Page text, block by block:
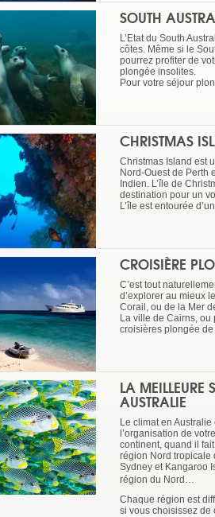
SOUTH
L’Etat du South
côtes. Même si le
pourrez profiter de
plongée insolites.
Pour votre séjour
CHRISTMAS
Christmas Island est
Nord-Ouest de Perth
Indien. L’île de
destination pour un
L’île est entourée
CROISIÈRE
C’est tout
d’explorer au mieux
Corail, ou de la Mer
La ville de Cairns, ou
croisières plongée
LA
AUSTRALIE
Le climat en
l’organisation de
continent, quand il
région Nord tropicale
Sydney et Kangaroo
région du Nord…
Chaque région est
si vous choisissez